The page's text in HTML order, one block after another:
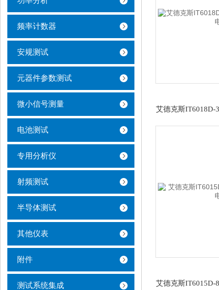
频率计数器
安规测试
元器件参数测试
微小信号测量
电池测试
专用分析仪
射频测试
半导体测试
其他仪表
附件
测试系统集成